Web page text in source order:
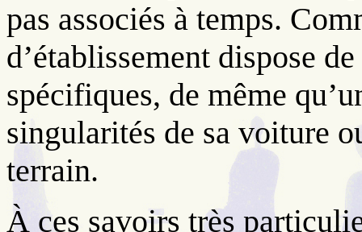
pas associés à temps.
d’établissement dispose
spécifiques, de même
singularités de sa voiture
terrain.
À ces savoirs très